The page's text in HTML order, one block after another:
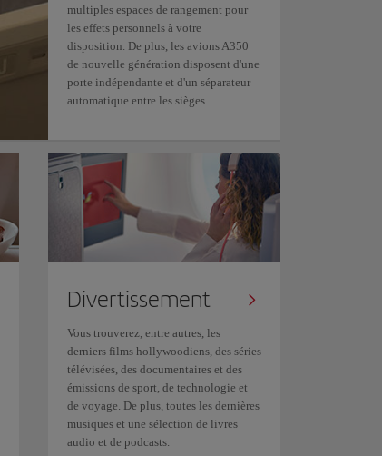
multiples espaces de rangement pour
les effets personnels à votre
disposition. De plus, les avions A350
de nouvelle génération disposent d'une
porte indépendante et d'un séparateur
automatique entre les sièges.
Divertissement
Vous trouverez, entre autres, les
derniers films hollywoodiens, des séries
télévisées, des documentaires et des
émissions de sport, de technologie et
de voyage. De plus, toutes les dernières
musiques et une sélection de livres
audio et de podcasts.